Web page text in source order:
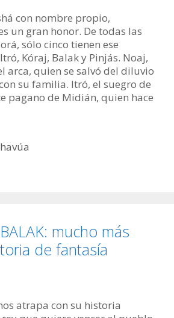
con nombre propio,
un gran honor. De todas las
sólo cinco tienen ese
Kóraj, Balak y Pinjás. Noaj,
arca, quien se salvó del diluvio
su familia. Itró, el suegro de
pagano de Midián, quien hace
mucho más
de fantasía
atrapa con su historia